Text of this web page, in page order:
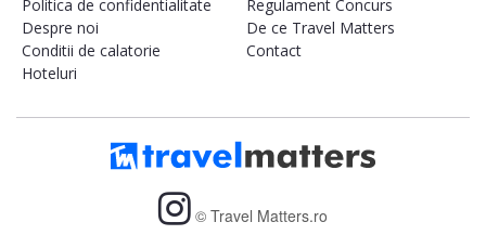
Politica de confidentialitate
Regulament Concurs
Despre noi
De ce Travel Matters
Conditii de calatorie
Contact
Hoteluri
© Travel Matters.ro